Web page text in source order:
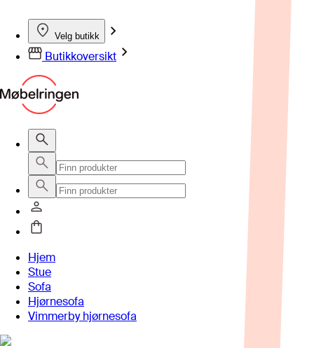
Velg butikk
Butikkoversikt
Hjem
Stue
Sofa
Hjørnesofa
Vimmerby hjørnesofa